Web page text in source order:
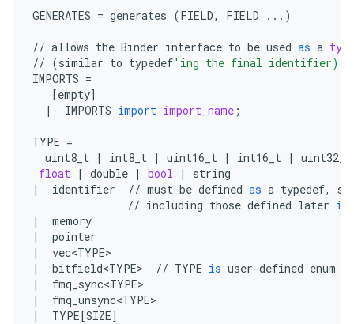
GENERATES = generates (FIELD, FIELD ... )
// allows the Binder interface to be used as a type
// (similar to typedef'ing the final identifier)
IMPORTS =
[empty]
|
IMPORTS import import_name ;
TYPE =
uint8_t | int8_t | uint16_t | int16_t |
uint32_t
float | double | bool |
string
|
identifier // must be defined as a typedef,
// including those defined later in
|
memory
|
pointer
|
vec<TYPE>
|
bitfield<TYPE> // TYPE is user-defined enum
|
fmq_sync<TYPE>
|
fmq_unsync<TYPE>
|
TYPE[SIZE]